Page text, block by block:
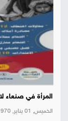
المرأة في صنعاء
الخميس, 01 يناير, 1970